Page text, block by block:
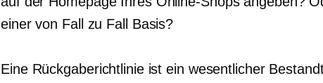
einervon Fall zu Fall Basis?
Eine Rückgaberichtlinie ist ein wesentlicher